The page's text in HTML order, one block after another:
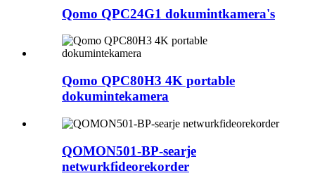
Qomo QPC24G1 dokumintkamera's
Qomo QPC80H3 4K portable
dokumintekamera
QOMON501-BP-searje
netwurkfideorekorder